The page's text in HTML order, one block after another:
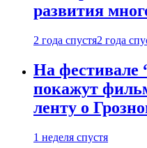
развития
2 года спустя2 года
На фестивале
покажут
ленту о
1 неделя спустя